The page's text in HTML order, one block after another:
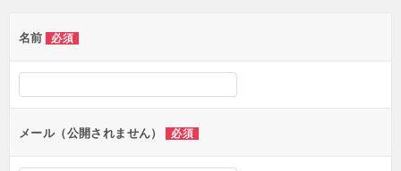
ー
シ
ョ
ン
名前 必須
メール（公開されません） 必須